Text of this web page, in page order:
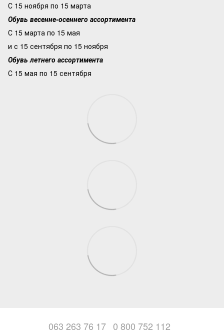
С 15 ноября по 15 марта
Обувь весенне-осеннего ассортимента
С 15 марта по 15 мая
и с 15 сентября по 15 ноября
Обувь летнего ассортимента
С 15 мая по 15 сентября
063 263 76 17 0 800 752 112